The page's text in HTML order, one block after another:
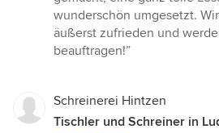
Sternen
wunderschön umgesetzt.
äußerst zufrieden und
beauftragen!”
Schreinerei Hintzen
Tischler und Schreiner in